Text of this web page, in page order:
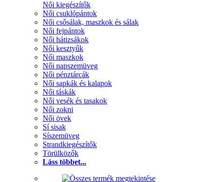
Női kiegészítők
Női csuklópántok
Női csősálak, maszkok és sálak
Női fejpántok
Női hátizsákok
Női kesztyűk
Női maszkok
Női napszemüveg
Női pénztárcák
Női sapkák és kalapok
Női táskák
Női vesék és tasakok
Női zokni
Női övek
Sí sisak
Síszemüveg
Strandkiegészítők
Törülközők
Láss többet...